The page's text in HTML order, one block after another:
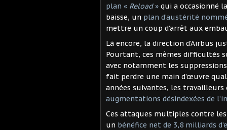
plan « Reload» qui a occasionné
baisse, un plan d’austérité
mettre un coup d’arrêt aux
Là encore, la direction d’Airbus
Pourtant, ces mêmes difficultés
avec notamment les
fait perdre une main d’œuvre
années suivantes, les travailleurs
augmentations désindexées de
Ces attaques multiples contre
un bénéfice net de 3,8 milliards